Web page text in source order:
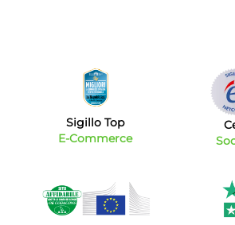
Sigillo Top
E-Commerce